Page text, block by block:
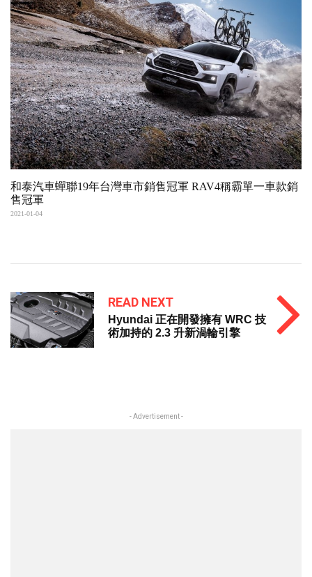
和泰汽車蟬聯19年台灣車市銷售冠軍 RAV4稱霸單一車款銷
售冠軍
2021-01-04
READ NEXT
Hyundai 正在開發擁有 WRC 技
術加持的 2.3 升新渦輪引擎
- Advertisement -